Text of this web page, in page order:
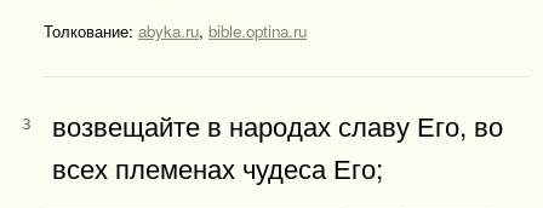
Толкование: abyka.ru, bible.optina.ru
3
возвещайте в народах славу Его, во
всех племенах чудеса Его;